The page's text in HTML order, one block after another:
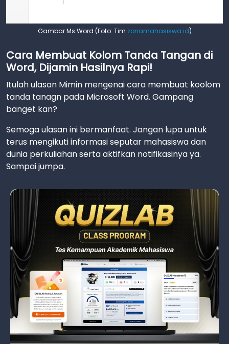
Gambar Ms Word (Foto: Tim zonamahasiswa.id)
Cara Membuat Kolom Tanda Tangan di
Word, Dijamin Hasilnya Rapi!
Itulah ulasan Mimin mengenai cara membuat koolom
tanda tanagn pada Microsoft Word. Gampang
banget kan?
Semoga ulasan ini bermanfaat. Jangan lupa untuk
terus mengikuti informasi seputar mahasiswa dan
dunia perkuliahan serta aktifkan notifikasinya ya.
Sampai jumpa.